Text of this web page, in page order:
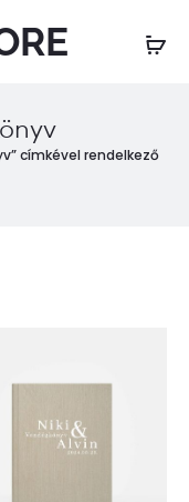
címkével rendelkező